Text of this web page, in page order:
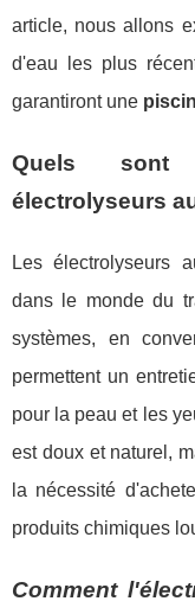
article, nous allons
d'eau les plus
garantiront une
Quels sont
électrolyseurs
Les électrolyseurs
dans le monde du
systèmes, en
permettent un
pour la peau et les
est doux et naturel,
la nécessité
produits chimiques
Comment